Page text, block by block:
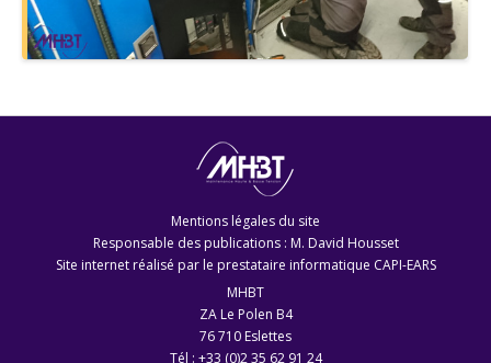
Mentions légales du site
Responsable des publications : M. David Housset
Site internet réalisé par le prestataire informatique CAPI-EARS
MHBT
ZA Le Polen B4
76 710 Eslettes
Tél : +33 (0)2 35 62 91 24